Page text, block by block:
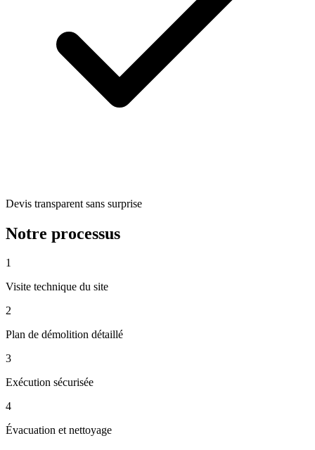
Devis transparent sans surprise
Notre processus
1
Visite technique du site
2
Plan de démolition détaillé
3
Exécution sécurisée
4
Évacuation et nettoyage